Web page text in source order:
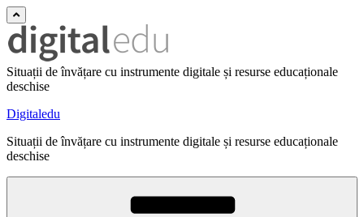
Situații de învățare cu instrumente digitale și resurse educaționale
deschise
Digitaledu
Situații de învățare cu instrumente digitale și resurse educaționale
deschise